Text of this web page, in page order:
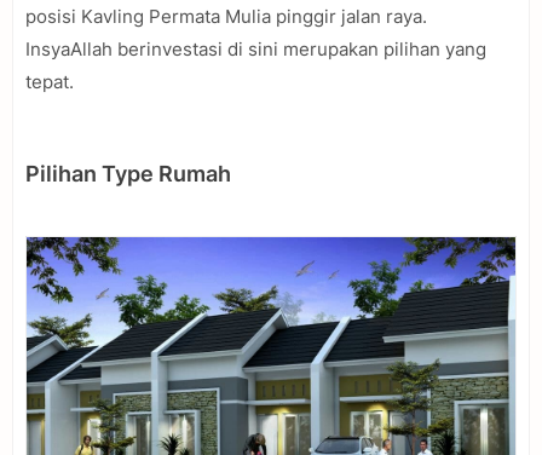
posisi Kavling Permata Mulia pinggir jalan raya.
InsyaAllah berinvestasi di sini merupakan pilihan yang
tepat.
Pilihan Type Rumah